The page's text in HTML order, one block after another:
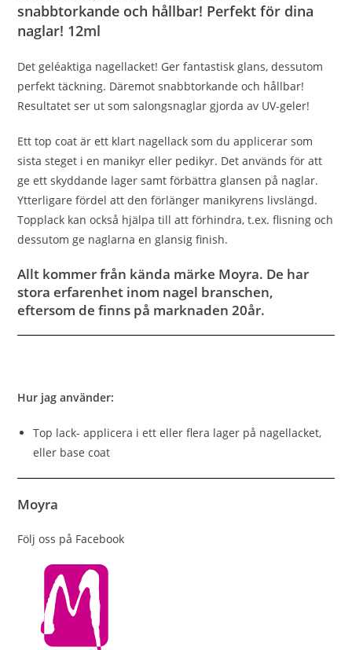
snabbtorkande och hållbar! Perfekt för dina
naglar! 12ml
Det geléaktiga nagellacket! Ger fantastisk glans, dessutom
perfekt täckning. Däremot snabbtorkande och hållbar!
Resultatet ser ut som salongsnaglar gjorda av UV-geler!
Ett top coat är ett klart nagellack som du applicerar som
sista steget i en manikyr eller pedikyr. Det används för att
ge ett skyddande lager samt förbättra glansen på naglar.
Ytterligare fördel att den förlänger manikyrens livslängd.
Topplack kan också hjälpa till att förhindra, t.ex. flisning och
dessutom ge naglarna en glansig finish.
Allt kommer från kända märke Moyra. De har
stora erfarenhet inom nagel branschen,
eftersom de finns på marknaden 20år.
Hur jag använder:
Top lack- applicera i ett eller flera lager på nagellacket,
eller base coat
Moyra
Följ oss på Facebook